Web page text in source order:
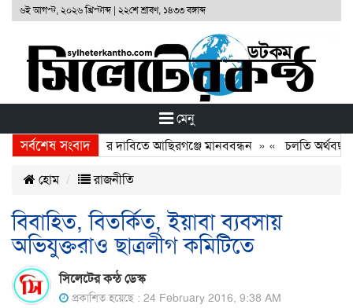
৬ই আগস্ট, ২০২৬ খ্রিস্টাব্দ| ২২শে শ্রাবণ, ১৪৩৩ বঙ্গাব্দ
মেনু
সর্বশেষ সংবাদবিচার দাবিতে আছিরগঞ্জে মানববন্ধন» «চলতি অর্থবছরেই
হোম রাজনীতি
বিবাহিত, বিতর্কিত, ইয়াবা ব্যবসায়
অভিযুক্তরাও ছাত্রলীগ কমিটিতে
সিলেটের কন্ঠ ডেস্ক
প্রকাশিত হয়েছে : 24 February 2016, 9:38 AM